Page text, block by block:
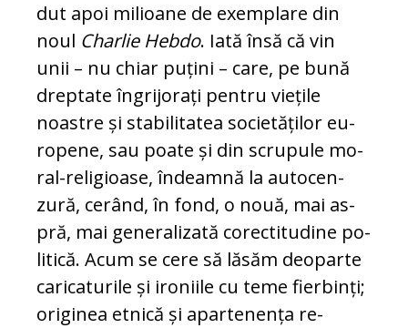
dut apoi milioane de exemplare din
noul Charlie Hebdo. Iată însă că vin
unii – nu chiar puțini – care, pe bu­nă
dreptate îngrijorați pentru vie­țile
noas­tre și stabilitatea societăților eu­
ropene, sau poate și din scrupule mo­
ral-religioase, îndeamnă la auto­cen­
zură, cerând, în fond, o nouă, mai as­
pră, mai generalizată corectitudine po­
litică. Acum se cere să lăsăm deo­parte
caricaturile și ironiile cu teme fier­binți;
originea etnică și apar­te­nen­ța re­